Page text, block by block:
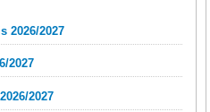
2026/2027
2027
2027